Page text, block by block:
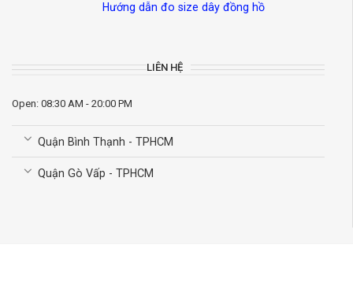
Hướng dẫn đo size dây đồng hồ
LIÊN HỆ
Open: 08:30 AM - 20:00 PM
Quận Bình Thạnh - TPHCM
Quận Gò Vấp - TPHCM